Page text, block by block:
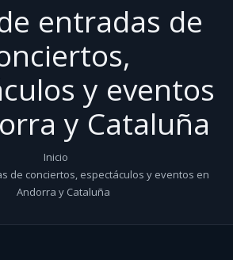
variados
y aventura
entradas de
y eventos
y Cataluña
Inicio
de conciertos, espectáculos y eventos en
Andorra y Cataluña